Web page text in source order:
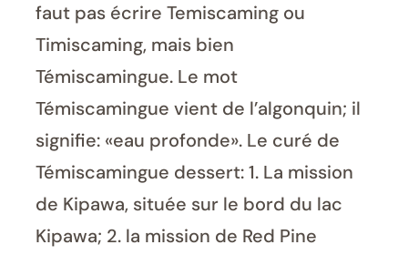
faut pas écrire Temiscaming ou
Timiscaming, mais bien
Témiscamingue. Le mot
Témiscamingue vient de l’algonquin; il
signifie: «eau profonde». Le curé de
Témiscamingue dessert: 1. La mission
de Kipawa, située sur le bord du lac
Kipawa; 2. la mission de Red Pine